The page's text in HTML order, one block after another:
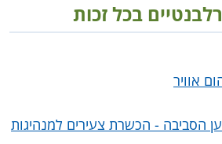
בכל זכות
אוויר
הסביבה - הכשרת צעירים למנהיגות